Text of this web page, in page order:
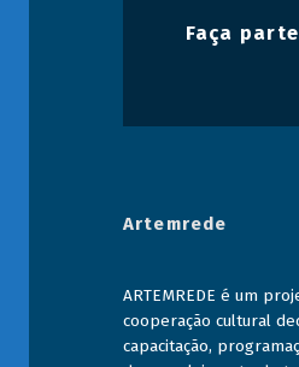
Faça
Artemrede
ARTEMREDE é um
cooperação cultural
capacitação,